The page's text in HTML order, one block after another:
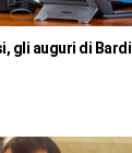
gli auguri di Bardi